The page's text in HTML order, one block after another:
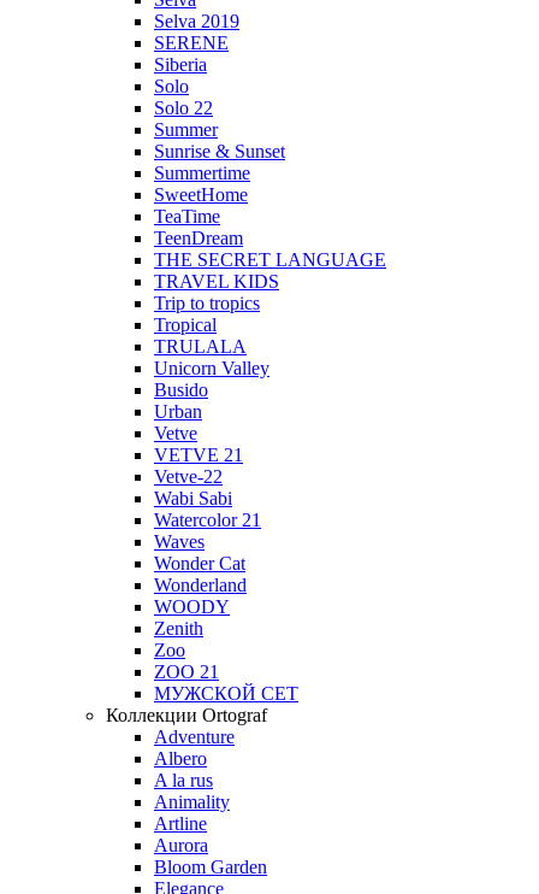
Selva 2019
SERENE
Siberia
Solo
Solo 22
Summer
Sunrise & Sunset
Summertime
SweetHome
TeaTime
TeenDream
THE SECRET LANGUAGE
TRAVEL KIDS
Trip to tropics
Tropical
TRULALA
Unicorn Valley
Busido
Urban
Vetve
VETVE 21
Vetve-22
Wabi Sabi
Watercolor 21
Waves
Wonder Cat
Wonderland
WOODY
Zenith
Zoo
ZOO 21
МУЖСКОЙ СЕТ
Коллекции Ortograf
Adventure
Albero
A la rus
Animality
Artline
Aurora
Bloom Garden
Elegance